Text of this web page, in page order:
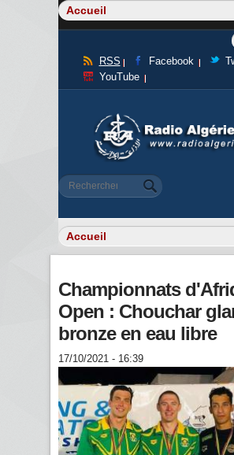
RSS Facebook
YouTube
Formulaire de
Rechercher
Championnats
Open : Chouchar
bronze en eau libre
17/10/2021 - 16:39